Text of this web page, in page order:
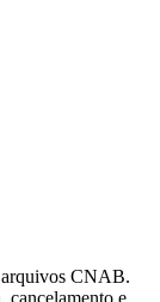
arquivos CNAB.
cancelamento e